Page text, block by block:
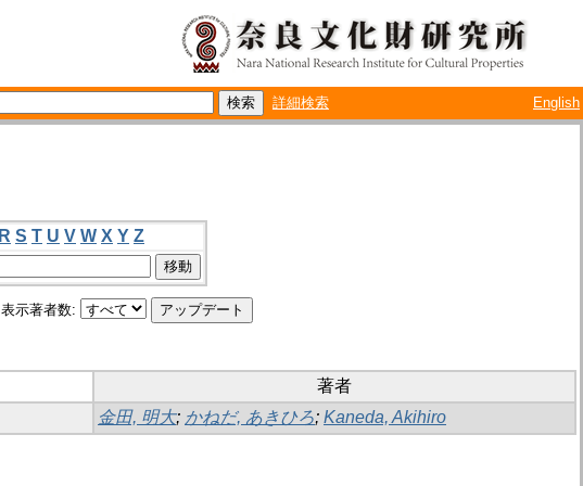
詳細検索 English
R S T U V W X Y Z
表示著者数:
著者
金田, 明大; かねだ, あきひろ; Kaneda, Akihiro